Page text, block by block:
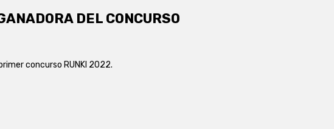
DEL CONCURSO
concurso RUNKI 2022.